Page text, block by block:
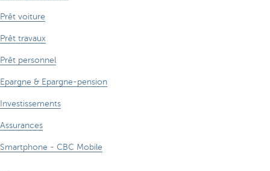
Prêt voiture
Prêt travaux
Prêt personnel
Epargne & Epargne-pension
Investissements
Assurances
Smartphone - CBC Mobile